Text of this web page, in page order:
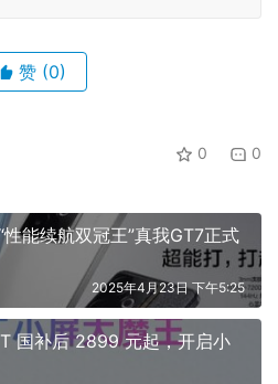
赞 (0)
0 0
能续航双冠王”真我GT7正式
2025年4月23日 下午5:25
国补后 2899 元起，开启小